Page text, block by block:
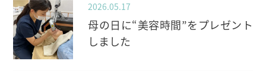
2026.05.17
母の日に“美容時間”をプレゼント
しました